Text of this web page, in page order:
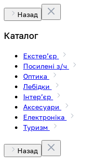
Назад
Каталог
Екстерʼєр
Посилені з/ч
Оптика
Лебідки
Інтерʼєр
Аксесуари
Електроніка
Туризм
Назад